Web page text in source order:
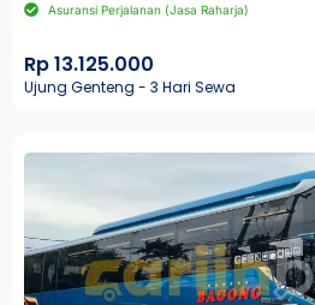
Asuransi Perjalanan (Jasa Raharja)
Rp 13.125.000
Ujung Genteng - 3 Hari Sewa